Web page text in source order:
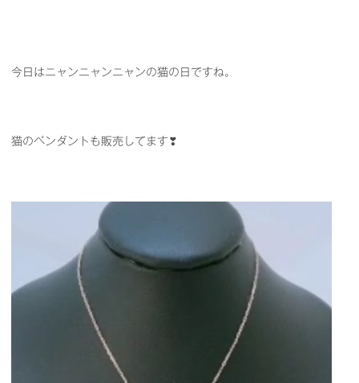
今日はニャンニャンニャンの猫の日ですね。
猫のペンダントも販売してます❣